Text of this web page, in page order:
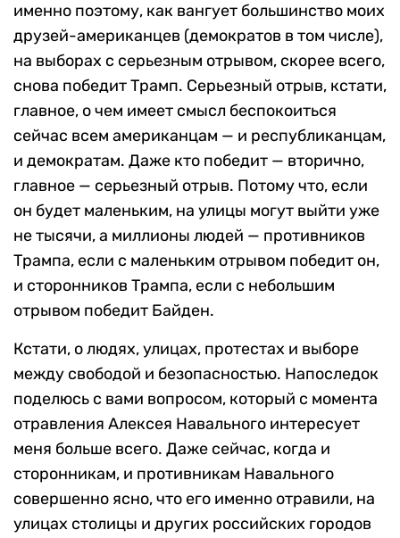
именно поэтому, как вангует большинство моих
друзей-американцев (демократов в том числе),
на выборах с серьезным отрывом, скорее всего,
снова победит Трамп. Серьезный отрыв, кстати,
главное, о чем имеет смысл беспокоиться
сейчас всем американцам — и республиканцам,
и демократам. Даже кто победит — вторично,
главное — серьезный отрыв. Потому что, если
он будет маленьким, на улицы могут выйти уже
не тысячи, а миллионы людей — противников
Трампа, если с маленьким отрывом победит он,
и сторонников Трампа, если с небольшим
отрывом победит Байден.
Кстати, о людях, улицах, протестах и выборе
между свободой и безопасностью. Напоследок
поделюсь с вами вопросом, который с момента
отравления Алексея Навального интересует
меня больше всего. Даже сейчас, когда и
сторонникам, и противникам Навального
совершенно ясно, что его именно отравили, на
улицах столицы и других российских городов